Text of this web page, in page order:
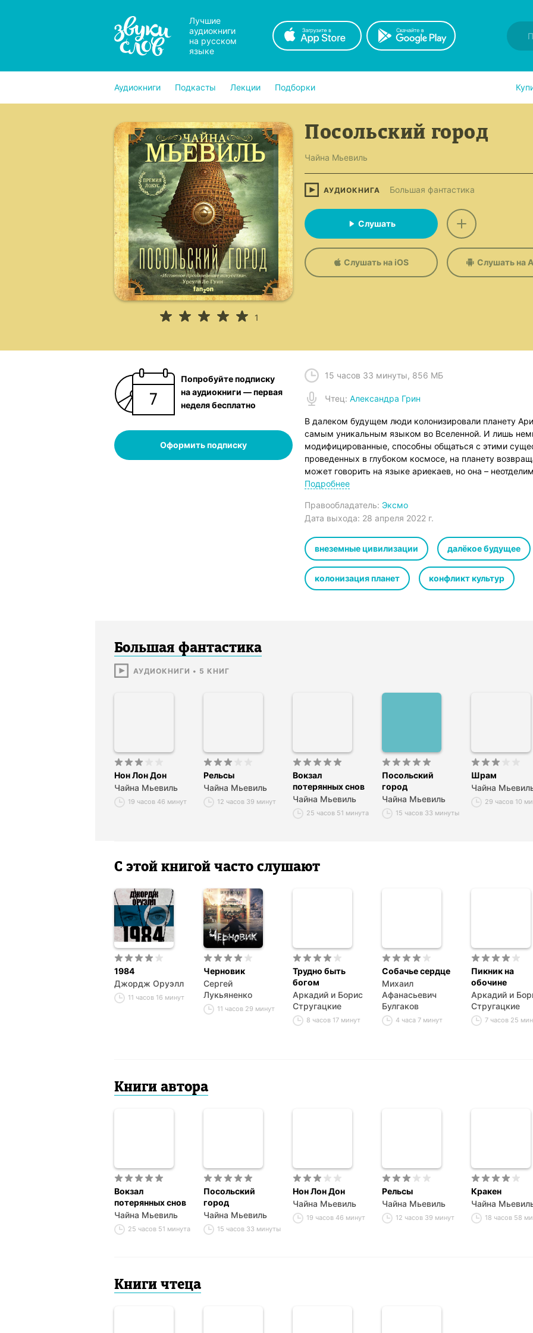
Лучшие
аудиокниги
на русском
языке
Аудиокниги Подкасты Лекции Подборки
1
Посольский город
Чайна Мьевиль
АУДИОКНИГА Большая фантастика
Слушать
Слушать на iOS Слушать на
Попробуйте подписку
на аудиокниги — первая
неделя бесплатно
Оформить подписку
15 часов 33 минуты, 856 МБ
Чтец: Александра Грин
В далеком будущем люди колонизировали планету
самым уникальным языком во Вселенной. И лишь
модифицированные, способны общаться с этими
проведенных в глубоком космосе, на планету
может говорить на языке ариекаев, но она –
фигуру речи – живое сравнение.
хрупкое равновесие между людьми и аборигенами
катастрофа, и Ависа разрывается между
месту в языке, на котором она не может говорить, но
ей это или нет…
Подробнее
Правообладатель: Эксмо
Дата выхода: 28 апреля 2022 г.
внеземные цивилизации далёкое будущее
колонизация планет конфликт культур
Большая фантастика
АУДИОКНИГИ • 5 КНИГ
Нон Лон Дон
Чайна Мьевиль
19 часов 46 минут
Рельсы
Чайна Мьевиль
12 часов 39 минут
Вокзал
потерянных снов
Чайна Мьевиль
25 часов 51 минута
Посольский
город
Чайна Мьевиль
15 часов 33 минуты
Шрам
Чайна
29 часов 10
С этой книгой часто слушают
1984
Джордж Оруэлл
11 часов 16 минут
Черновик
Сергей
Лукьяненко
11 часов 29 минут
Трудно быть
богом
Аркадий и Борис
Стругацкие
8 часов 17 минут
Собачье сердце
Михаил
Афанасьевич
Булгаков
4 часа 7 минут
Пикник на
обочине
Аркадий и
Стругацкие
7 часов 25
Книги автора
Вокзал
потерянных снов
Чайна Мьевиль
25 часов 51 минута
Посольский
город
Чайна Мьевиль
15 часов 33 минуты
Нон Лон Дон
Чайна Мьевиль
19 часов 46 минут
Рельсы
Чайна Мьевиль
12 часов 39 минут
Кракен
Чайна
18 часов 58
Книги чтеца